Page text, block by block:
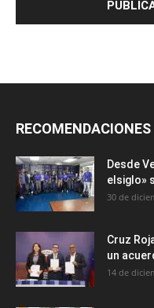
RECOMENDACIONES
Desde
elsiglo»
30 de
Cruz
un
14 de